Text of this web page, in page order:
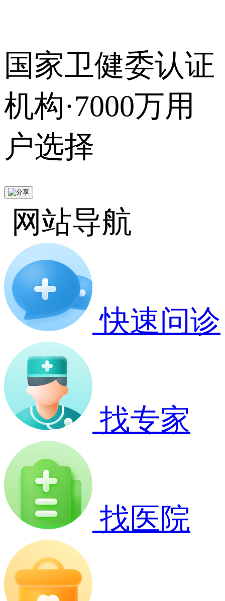
国家卫健委认证
机构·7000万用
户选择
网站导航
快速问诊
找专家
找医院